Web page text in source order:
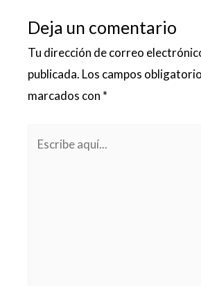
Deja un comentario
Tu dirección de correo
publicada. Los campos
marcados con *